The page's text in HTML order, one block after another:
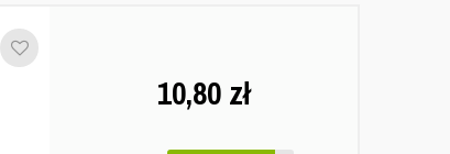
10,80 zł